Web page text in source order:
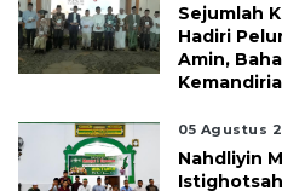
Sejumlah
Hadiri
Amin,
05 Agustus
Nahdliyin